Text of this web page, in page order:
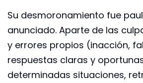
Su desmoronamiento fue
anunciado. Aparte de las
y errores propios (inacción,
respuestas claras y
determinadas situaciones,